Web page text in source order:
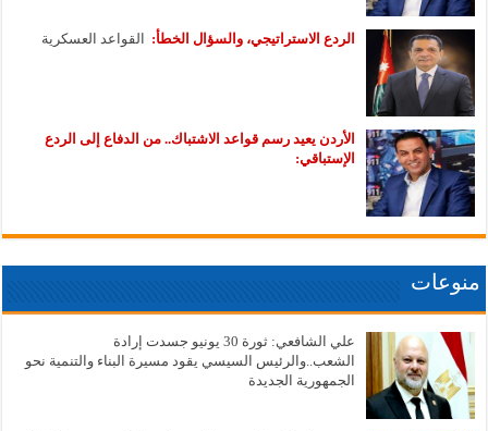
الردع الاستراتيجي، والسؤال الخطأ: القواعد العسكرية
الأردن يعيد رسم قواعد الاشتباك.. من الدفاع إلى الردع
الإستباقي:
منوعات
علي الشافعي: ثورة 30 يونيو جسدت إرادة
الشعب..والرئيس السيسي يقود مسيرة البناء والتنمية نحو
الجمهورية الجديدة